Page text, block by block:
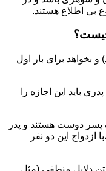
بی اطلاع هستند.
چیست؟
و بخواهد برای بار اول
باید این اجازه را
پسر دوست هستند و پدر
ازدواج این دو نفر
دلایل منطقی (مثل